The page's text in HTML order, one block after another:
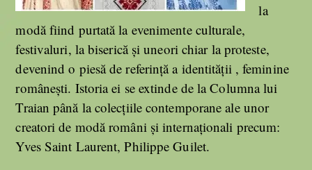
la
modă fiind purtată la evenimente culturale,
festivaluri, la biserică și uneori chiar la proteste,
devenind o piesă de referință a identității , feminine
românești. Istoria ei se extinde de la Columna lui
Traian până la colecțiile contemporane ale unor
creatori de modă români și internaționali precum:
Yves Saint Laurent, Philippe Guilet.